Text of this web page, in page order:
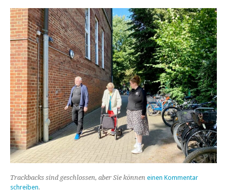
Trackbacks sind geschlossen, aber Sie können einen Kommentar
schreiben.